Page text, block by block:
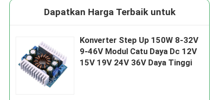
Dapatkan Harga Terbaik untuk
Konverter Step Up 150W 8-32V
9-46V Modul Catu Daya Dc 12V
15V 19V 24V 36V Daya Tinggi